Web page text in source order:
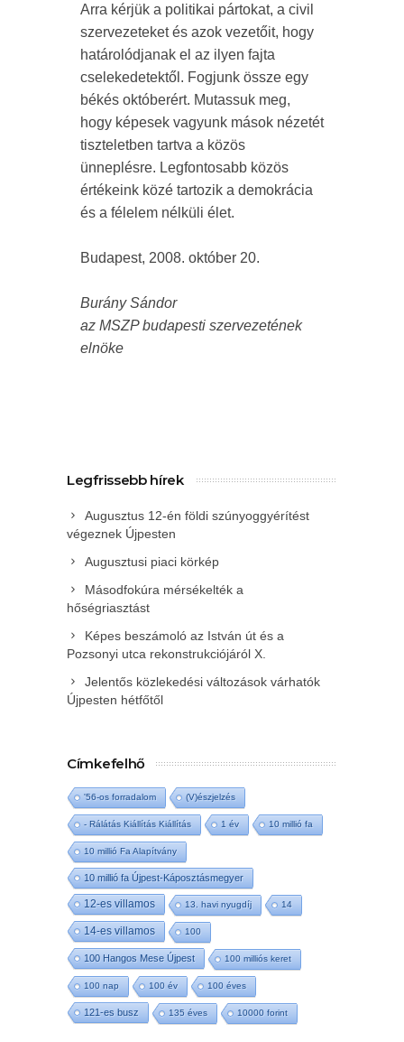
Arra kérjük a politikai pártokat, a civil
szervezeteket és azok vezetőit, hogy
határolódjanak el az ilyen fajta
cselekedetektől. Fogjunk össze egy
békés októberért. Mutassuk meg,
hogy képesek vagyunk mások nézetét
tiszteletben tartva a közös
ünneplésre. Legfontosabb közös
értékeink közé tartozik a demokrácia
és a félelem nélküli élet.
Budapest, 2008. október 20.
Burány Sándor
az MSZP budapesti szervezetének
elnöke
Legfrissebb hírek
Augusztus 12-én földi szúnyoggyérítést
végeznek Újpesten
Augusztusi piaci körkép
Másodfokúra mérsékelték a
hőségriasztást
Képes beszámoló az István út és a
Pozsonyi utca rekonstrukciójáról X.
Jelentős közlekedési változások várhatók
Újpesten hétfőtől
Címkefelhő
'56-os forradalom (V)észjelzés
- Rálátás Kiállítás Kiállítás 1 év 10 millió fa
10 millió Fa Alapítvány
10 millió fa Újpest-Káposztásmegyer
12-es villamos 13. havi nyugdíj 14
14-es villamos 100
100 Hangos Mese Újpest 100 milliós keret
100 nap 100 év 100 éves
121-es busz 135 éves 10000 forint